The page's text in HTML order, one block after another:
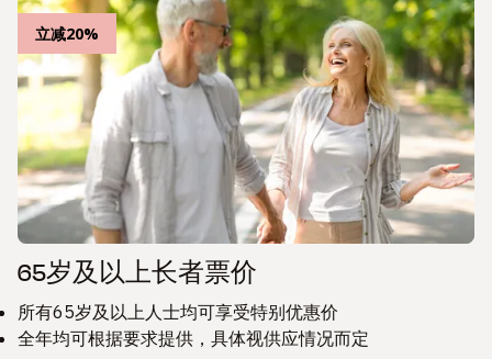
立减20%
65岁及以上长者票价
所有65岁及以上人士均可享受特别优惠价
全年均可根据要求提供，具体视供应情况而定